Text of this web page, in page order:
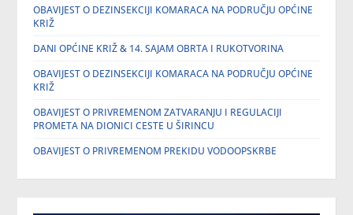
OBAVIJEST O DEZINSEKCIJI KOMARACA NA PODRUČJU OPĆINE
KRIŽ
DANI OPĆINE KRIŽ & 14. SAJAM OBRTA I RUKOTVORINA
OBAVIJEST O DEZINSEKCIJI KOMARACA NA PODRUČJU OPĆINE
KRIŽ
OBAVIJEST O PRIVREMENOM ZATVARANJU I REGULACIJI
PROMETA NA DIONICI CESTE U ŠIRINCU
OBAVIJEST O PRIVREMENOM PREKIDU VODOOPSKRBE